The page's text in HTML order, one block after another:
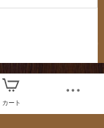
カート